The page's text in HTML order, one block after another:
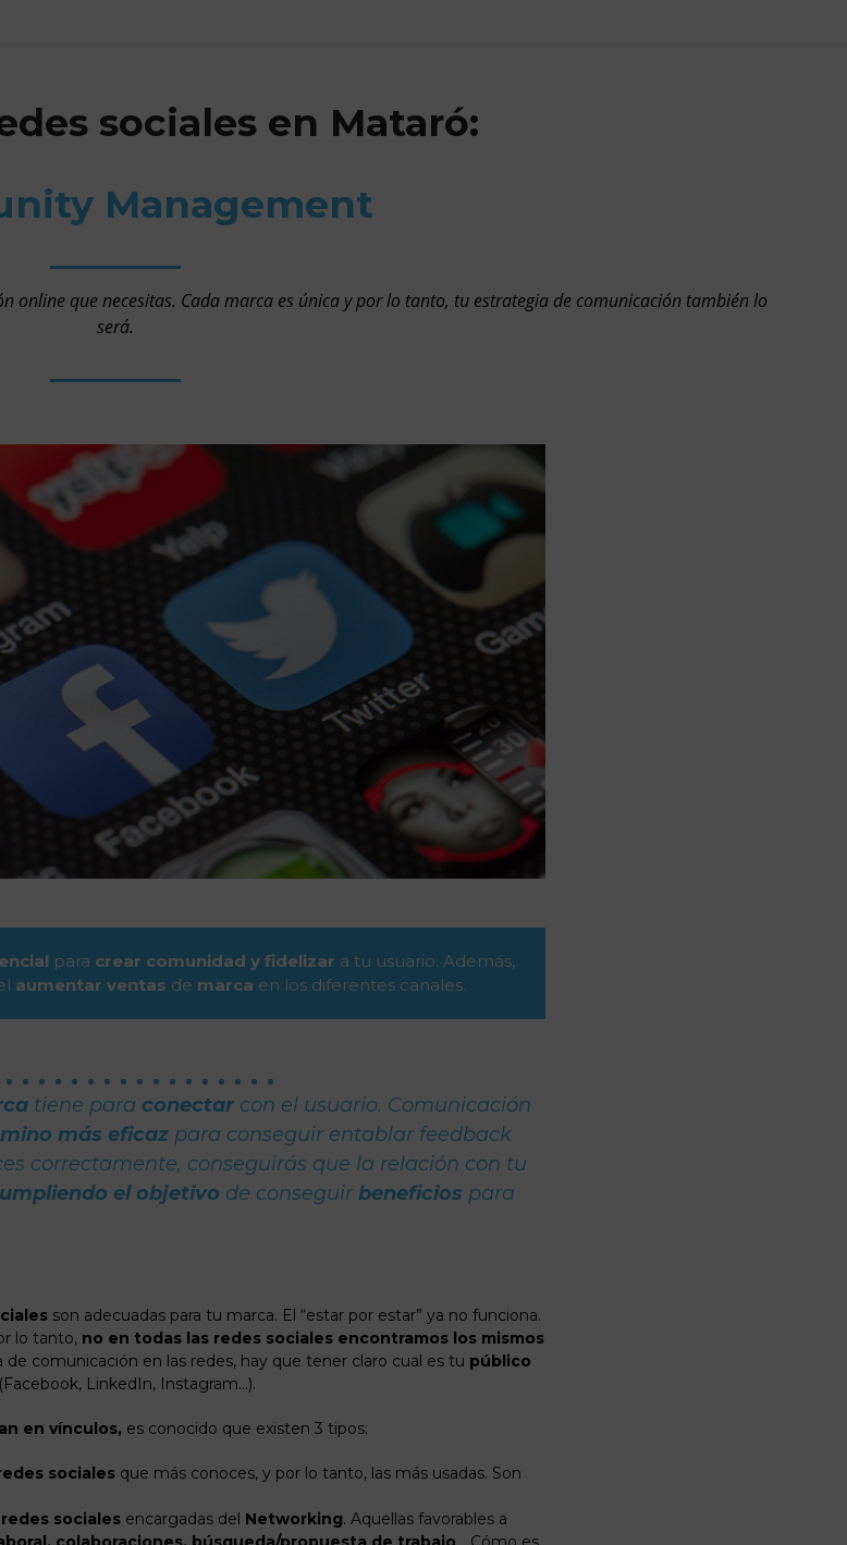
sociales en Mataró:
Management
online que necesitas. Cada marca es única y por lo tanto, tu estrategia de comunicación también lo
será.
para crear comunidad y fidelizar a tu usuario. Además,
aumentar ventas de marca en los diferentes canales.
tiene para conectar con el usuario. Comunicación
más eficaz para conseguir entablar feedback
correctamente, conseguirás que la relación con tu
el objetivo de conseguir beneficios para
son adecuadas para tu marca. El “estar por estar” ya no funciona.
lo tanto, no en todas las redes sociales encontramos los mismos
comunicación en las redes, hay que tener claro cual es tu público
LinkedIn, Instagram…).
en vínculos, es conocido que existen 3 tipos:
sociales que más conoces, y por lo tanto, las más usadas. Son
redes sociales encargadas del Networking. Aquellas favorables a